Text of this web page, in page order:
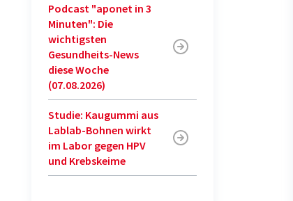
Podcast "aponet in 3
Minuten": Die
wichtigsten
Gesundheits-News
diese Woche
(07.08.2026)
Studie: Kaugummi aus
Lablab-Bohnen wirkt
im Labor gegen HPV
und Krebskeime